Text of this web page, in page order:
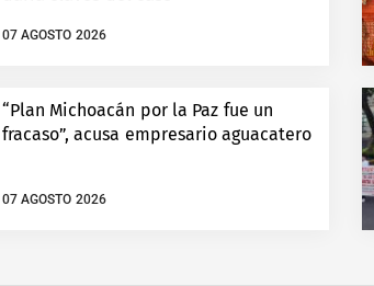
07 AGOSTO 2026
“Plan Michoacán por la Paz fue un
fracaso”, acusa empresario aguacatero
07 AGOSTO 2026